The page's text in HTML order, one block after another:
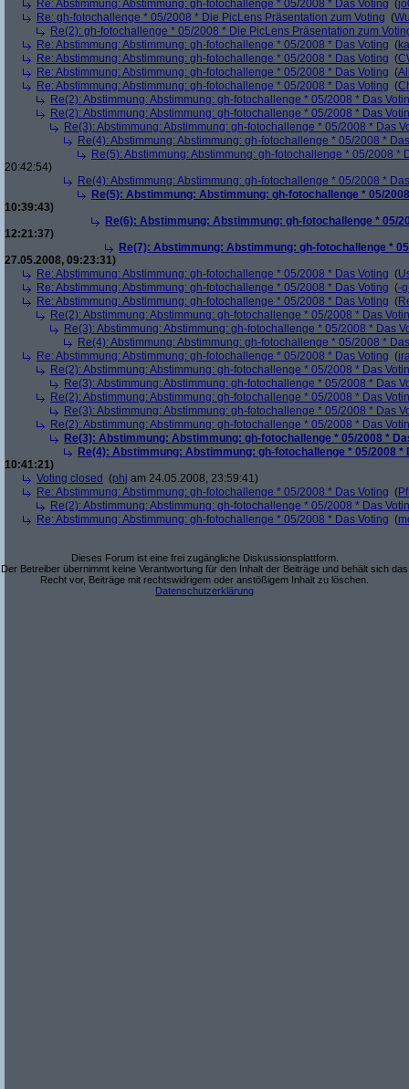
Re: Abstimmung: Abstimmung: gh-fotochallenge * 05/2008 * Das Voting (
Re: gh-fotochallenge * 05/2008 * Die PicLens Präsentation zum Voting (
Re(2): gh-fotochallenge * 05/2008 * Die PicLens Präsentation zum
Re: Abstimmung: Abstimmung: gh-fotochallenge * 05/2008 * Das Voting (
Re: Abstimmung: Abstimmung: gh-fotochallenge * 05/2008 * Das Voting (
Re: Abstimmung: Abstimmung: gh-fotochallenge * 05/2008 * Das Voting (
Re: Abstimmung: Abstimmung: gh-fotochallenge * 05/2008 * Das Voting (
Re(2): Abstimmung: Abstimmung: gh-fotochallenge * 05/2008 * Das
Re(2): Abstimmung: Abstimmung: gh-fotochallenge * 05/2008 * Das
Re(3): Abstimmung: Abstimmung: gh-fotochallenge * 05/2008 * Das
Re(4): Abstimmung: Abstimmung: gh-fotochallenge * 05/2008 *
Re(5): Abstimmung: Abstimmung: gh-fotochallenge * 05/2008 *
20:42:54)
Re(4): Abstimmung: Abstimmung: gh-fotochallenge * 05/2008 *
Re(5): Abstimmung: Abstimmung: gh-fotochallenge * 05/
10:39:43)
Re(6): Abstimmung: Abstimmung: gh-fotochallenge * 05/
12:21:37)
Re(7): Abstimmung: Abstimmung: gh-fotochallenge *
27.05.2008, 09:23:31)
Re: Abstimmung: Abstimmung: gh-fotochallenge * 05/2008 * Das Voting (
Re: Abstimmung: Abstimmung: gh-fotochallenge * 05/2008 * Das Voting (-
Re: Abstimmung: Abstimmung: gh-fotochallenge * 05/2008 * Das Voting (
Re(2): Abstimmung: Abstimmung: gh-fotochallenge * 05/2008 * Das
Re(3): Abstimmung: Abstimmung: gh-fotochallenge * 05/2008 * Das
Re(4): Abstimmung: Abstimmung: gh-fotochallenge * 05/2008 *
Re: Abstimmung: Abstimmung: gh-fotochallenge * 05/2008 * Das Voting (
Re(2): Abstimmung: Abstimmung: gh-fotochallenge * 05/2008 * Das
Re(3): Abstimmung: Abstimmung: gh-fotochallenge * 05/2008 * Das
Re(2): Abstimmung: Abstimmung: gh-fotochallenge * 05/2008 * Das
Re(3): Abstimmung: Abstimmung: gh-fotochallenge * 05/2008 * Das
Re(2): Abstimmung: Abstimmung: gh-fotochallenge * 05/2008 * Das
Re(3): Abstimmung: Abstimmung: gh-fotochallenge * 05/2008 *
Re(4): Abstimmung: Abstimmung: gh-fotochallenge * 05/2008 *
10:41:21)
Voting closed (phj am 24.05.2008, 23:59:41)
Re: Abstimmung: Abstimmung: gh-fotochallenge * 05/2008 * Das Voting (
Re(2): Abstimmung: Abstimmung: gh-fotochallenge * 05/2008 * Das
Re: Abstimmung: Abstimmung: gh-fotochallenge * 05/2008 * Das Voting (
Dieses Forum ist eine frei zugängliche Diskussionsplattform.
Der Betreiber übernimmt keine Verantwortung für den Inhalt der Beiträge und behält sich das
Recht vor, Beiträge mit rechtswidrigem oder anstößigem Inhalt zu löschen.
Datenschutzerklärung